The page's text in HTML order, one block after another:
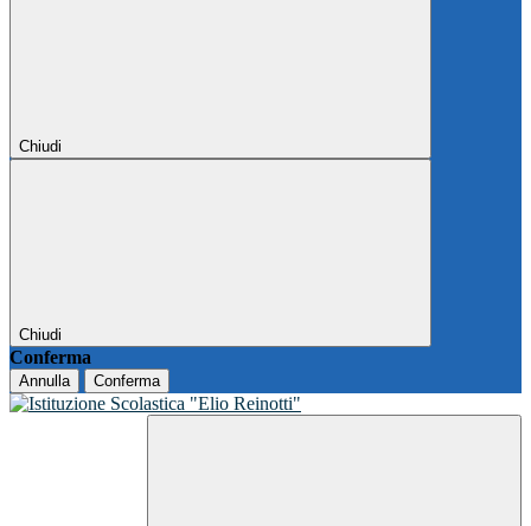
Chiudi
Chiudi
Conferma
Annulla Conferma